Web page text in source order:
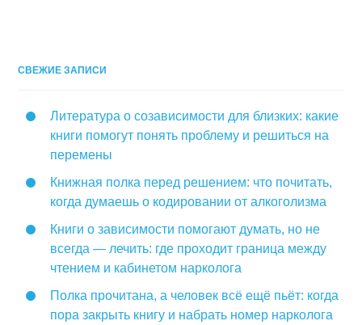
СВЕЖИЕ ЗАПИСИ
Литература о созависимости для близких: какие
книги помогут понять проблему и решиться на
перемены
Книжная полка перед решением: что почитать,
когда думаешь о кодировании от алкоголизма
Книги о зависимости помогают думать, но не
всегда — лечить: где проходит граница между
чтением и кабинетом нарколога
Полка прочитана, а человек всё ещё пьёт: когда
пора закрыть книгу и набрать номер нарколога